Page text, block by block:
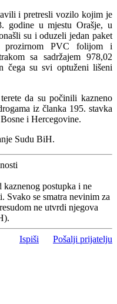
i pretresli vozilo kojim je
godine u mjestu Orašje, u
su i oduzeli jedan paket
prozirnom PVC folijom i
sa sadržajem 978,02
čega su svi optuženi lišeni
da su počinili kazneno
iz članka 195. stavka
i Hercegovine.
Sudu BiH.
postupka i ne
Svako se smatra nevinim za
ne utvrdi njegova
Ispiši Pošalji prijatelju